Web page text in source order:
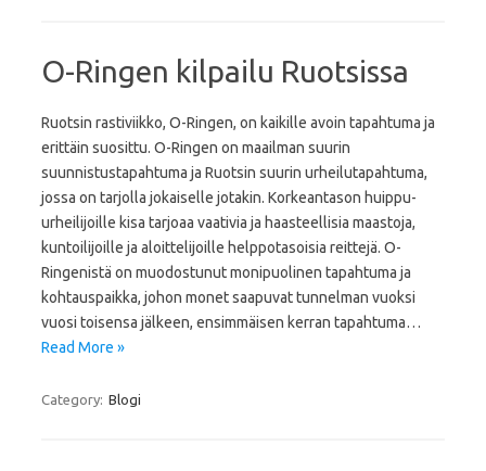
O-Ringen kilpailu Ruotsissa
Ruotsin rastiviikko, O-Ringen, on kaikille avoin tapahtuma ja
erittäin suosittu. O-Ringen on maailman suurin
suunnistustapahtuma ja Ruotsin suurin urheilutapahtuma,
jossa on tarjolla jokaiselle jotakin. Korkeantason huippu-
urheilijoille kisa tarjoaa vaativia ja haasteellisia maastoja,
kuntoilijoille ja aloittelijoille helppotasoisia reittejä. O-
Ringenistä on muodostunut monipuolinen tapahtuma ja
kohtauspaikka, johon monet saapuvat tunnelman vuoksi
vuosi toisensa jälkeen, ensimmäisen kerran tapahtuma…
Read More »
Category: Blogi